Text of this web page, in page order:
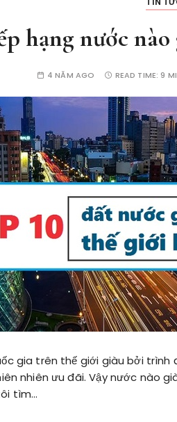
hạng nước
4 NĂM AGO READ TIME: 9
gia trên thế giới giàu bởi trình
nhiên ưu đãi. Vậy nước nào
tìm…